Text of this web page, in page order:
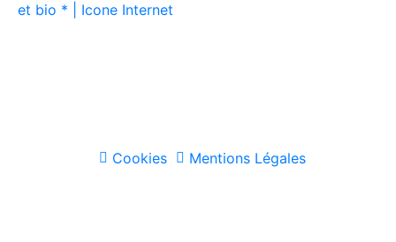
et bio * | Icone Internet
Cookies Mentions Légales